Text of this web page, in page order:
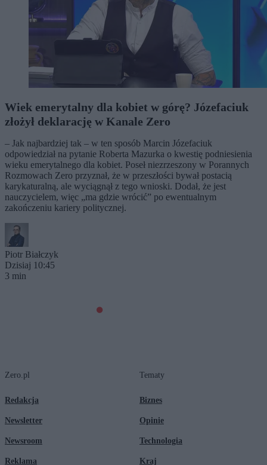
Wiek emerytalny dla kobiet w górę? Józefaciuk
złożył deklarację w Kanale Zero
– Jak najbardziej tak – w ten sposób Marcin Józefaciuk
odpowiedział na pytanie Roberta Mazurka o kwestię podniesienia
wieku emerytalnego dla kobiet. Poseł niezrzeszony w Porannych
Rozmowach Zero przyznał, że w przeszłości bywał postacią
karykaturalną, ale wyciągnął z tego wnioski. Dodał, że jest
nauczycielem, więc „ma gdzie wrócić” po ewentualnym
zakończeniu kariery politycznej.
Piotr Białczyk
Dzisiaj 10:45
3 min
Zero.pl
Redakcja
Newsletter
Newsroom
Reklama
Tematy
Biznes
Opinie
Technologia
Kraj